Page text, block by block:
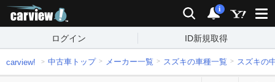
検索 通知
i
ログイン ID新規取得
carview! 中古車トップ メーカー一覧 スズキの車種一覧 スズキの